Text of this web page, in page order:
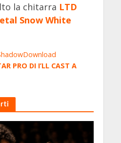
la chitarra LTD
Snow White
Download
PRO DI I’LL CAST A